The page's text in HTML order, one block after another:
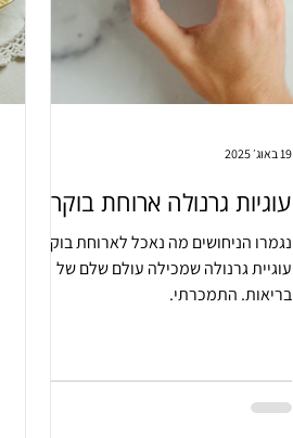
עוגיות גרנולה ארוחת בוקר
נגמרו הניחושים מה נאכל לארוחת בוקר.
עוגיית גרנולה שמכילה עולם שלם של
בריאות. התמכרתי.
19 באוג׳ 2025